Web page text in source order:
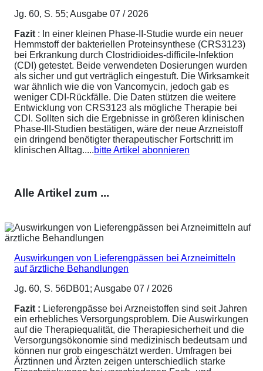
Jg. 60, S. 55; Ausgabe 07 / 2026
Fazit : In einer kleinen Phase-II-Studie wurde ein neuer
Hemmstoff der bakteriellen Proteinsynthese (CRS3123)
bei Erkrankung durch Clostridioides-difficile-Infektion
(CDI) getestet. Beide verwendeten Dosierungen wurden
als sicher und gut verträglich eingestuft. Die Wirksamkeit
war ähnlich wie die von Vancomycin, jedoch gab es
weniger CDI-Rückfälle. Die Daten stützen die weitere
Entwicklung von CRS3123 als mögliche Therapie bei
CDI. Sollten sich die Ergebnisse in größeren klinischen
Phase-III-Studien bestätigen, wäre der neue Arzneistoff
ein dringend benötigter therapeutischer Fortschritt im
klinischen Alltag.....bitte Artikel abonnieren
Alle Artikel zum ...
Auswirkungen von Lieferengpässen bei Arzneimitteln
auf ärztliche Behandlungen
Jg. 60, S. 56DB01; Ausgabe 07 / 2026
Fazit : Lieferengpässe bei Arzneistoffen sind seit Jahren
ein erhebliches Versorgungsproblem. Die Auswirkungen
auf die Therapiequalität, die Therapiesicherheit und die
Versorgungsökonomie sind medizinisch bedeutsam und
können nur grob eingeschätzt werden. Umfragen bei
Ärztinnen und Ärzten zeigen unterschiedlich starke